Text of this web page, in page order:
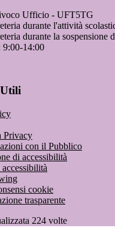
Ufficio - UFT5TG
durante l'attività
durante la sospensione
9:00-14:00
Privacy
con il Pubblico
di accessibilità
cookie
trasparente
224 volte